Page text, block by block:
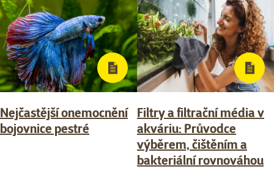
Nejčastější onemocnění
bojovnice pestré
Filtry a filtrační média v
akváriu: Průvodce
výběrem, čištěním a
bakteriální rovnováhou